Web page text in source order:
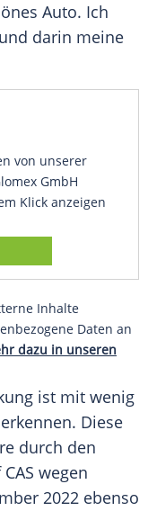
Auto. Ich
darin meine
von unserer
GmbH
Klick anzeigen
Inhalte
Daten an
dazu in unseren
ist mit wenig
Diese
durch den
CAS wegen
2022 ebenso